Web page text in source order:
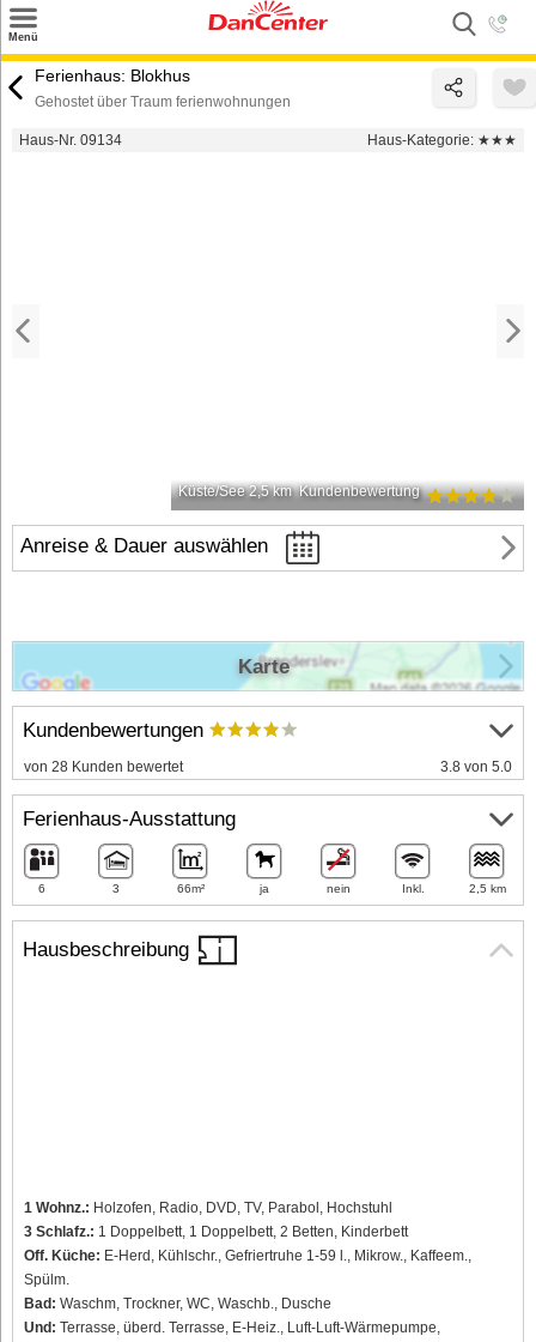
Menü
Suchen
Ferienhaus: Blokhus
Gehostet über Traum ferienwohnungen
Haus-Nr. 09134 Haus-Kategorie: ★★★
Küste/See 2,5 km Kundenbewertung
Anreise & Dauer auswählen
Hausbeschreibung
1 Wohnz.: Holzofen, Radio, DVD, TV, Parabol, Hochstuhl
3 Schlafz.: 1 Doppelbett, 1 Doppelbett, 2 Betten, Kinderbett
Off. Küche: E-Herd, Kühlschr., Gefriertruhe 1-59 l., Mikrow., Kaffeem.,
Spülm.
Bad: Waschm, Trockner, WC, Waschb., Dusche
Und: Terrasse, überd. Terrasse, E-Heiz., Luft-Luft-Wärmepumpe,
Kundenbewertungen
von 28 Kunden bewertet 3.8 von 5.0
Ferienhaus-Ausstattung
6 3 66m² ja nein Inkl. 2,5 km
Karte